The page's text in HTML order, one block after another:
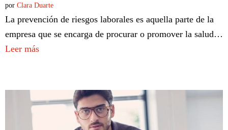
por Clara Duarte
La prevención de riesgos laborales es aquella parte de la
empresa que se encarga de procurar o promover la salud…
Leer más